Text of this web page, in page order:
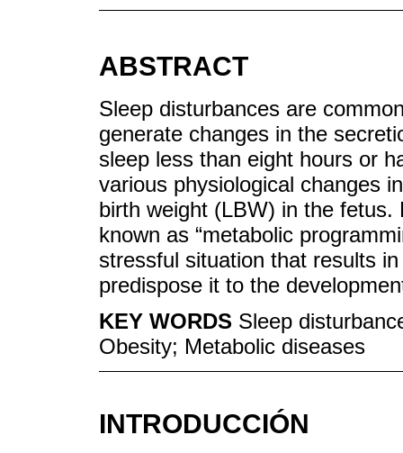
ABSTRACT
Sleep disturbances are
generate changes in the
sleep less than eight hours or
various physiological changes
birth weight (LBW) in the
known as “metabolic
stressful situation that results
predispose it to the
KEY WORDS Sleep
Obesity; Metabolic diseases
INTRODUCCIÓN